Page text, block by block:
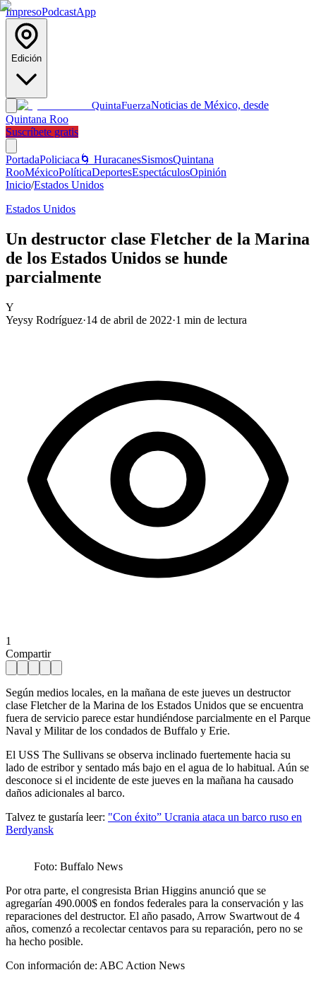
ImpresoPodcastApp
Edición
QuintaFuerzaNoticias de México, desde
Quintana Roo
Suscríbete gratis
PortadaPoliciaca 🌀 HuracanesSismosQuintana
RooMéxicoPolíticaDeportesEspectáculosOpinión
Inicio/Estados Unidos
Estados Unidos
Un destructor clase Fletcher de la Marina
de los Estados Unidos se hunde
parcialmente
Y
Yeysy Rodríguez·14 de abril de 2022·1 min de lectura
1
Compartir
Según medios locales, en la mañana de este jueves un destructor
clase Fletcher de la Marina de los Estados Unidos que se encuentra
fuera de servicio parece estar hundiéndose parcialmente en el Parque
Naval y Militar de los condados de Buffalo y Erie.
El USS The Sullivans se observa inclinado fuertemente hacia su
lado de estribor y sentado más bajo en el agua de lo habitual. Aún se
desconoce si el incidente de este jueves en la mañana ha causado
daños adicionales al barco.
Talvez te gustaría leer: "Con éxito” Ucrania ataca un barco ruso en
Berdyansk
Foto: Buffalo News
Por otra parte, el congresista Brian Higgins anunció que se
agregarían 490.000$ en fondos federales para la conservación y las
reparaciones del destructor. El año pasado, Arrow Swartwout de 4
años, comenzó a recolectar centavos para su reparación, pero no se
ha hecho posible.
Con información de: ABC Action News